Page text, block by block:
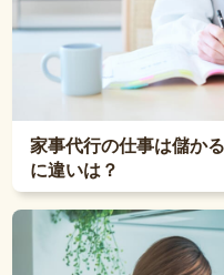
家事代行の仕事は儲か
に違いは？